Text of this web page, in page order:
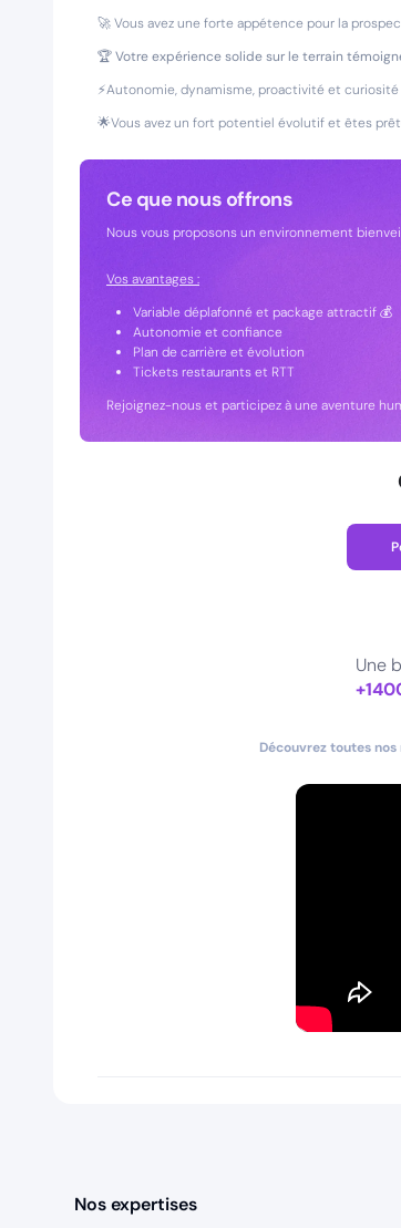
🚀 Vous avez une forte appétence pour la
🏆Votre expérience solide sur le terrain
⚡Autonomie, dynamisme, proactivité et
🌟Vous avez un fort potentiel évolutif et êtes
Ce que nous offrons
Nous vous proposons un environnement
Vos avantages :
Variable déplafonné et package attractif 💰
Autonomie et confiance
Plan de carrière et évolution
Tickets restaurants et RTT
Rejoignez-nous et participez à une aventure
Une
Découvrez toutes
Nos expertises